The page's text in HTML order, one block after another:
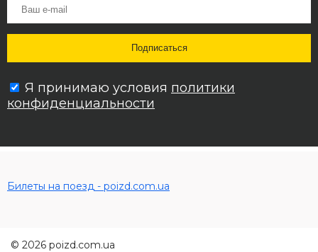
Я принимаю условия политики
конфиденциальности
Билеты на поезд - poizd.com.ua
© 2026 poizd.com.ua